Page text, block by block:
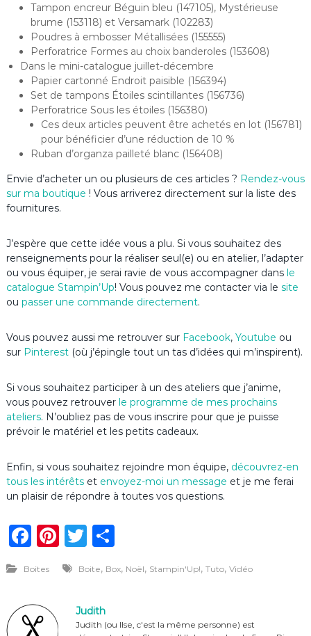
Tampon encreur Béguin bleu (147105), Mystérieuse
brume (153118) et Versamark (102283)
Poudres à embosser Métallisées (155555)
Perforatrice Formes au choix banderoles (153608)
Dans le mini-catalogue juillet-décembre
Papier cartonné Endroit paisible (156394)
Set de tampons Étoiles scintillantes (156736)
Perforatrice Sous les étoiles (156380)
Ces deux articles peuvent être achetés en lot (156781)
pour bénéficier d’une réduction de 10 %
Ruban d’organza pailleté blanc (156408)
Envie d’acheter un ou plusieurs de ces articles ? Rendez-vous
sur ma boutique ! Vous arriverez directement sur la liste des
fournitures.
J’espère que cette idée vous a plu. Si vous souhaitez des
renseignements pour la réaliser seul(e) ou en atelier, l’adapter
ou vous équiper, je serai ravie de vous accompagner dans le
catalogue Stampin’Up! Vous pouvez me contacter via le site
ou passer une commande directement.
Vous pouvez aussi me retrouver sur Facebook, Youtube ou
sur Pinterest (où j’épingle tout un tas d’idées qui m’inspirent).
Si vous souhaitez participer à un des ateliers que j’anime,
vous pouvez retrouverle programme de mes prochains
ateliers. N’oubliez pas de vous inscrire pour que je puisse
prévoir le matériel et les petits cadeaux.
Enfin, si vous souhaitez rejoindre mon équipe, découvrez-en
tous les intérêtset envoyez-moi un message et je me ferai
un plaisir de répondre à toutes vos questions.
F
c
e
b
Pi
n
te
re
st
T
it
te
r
P
ta
er
Boites Boite, Box, Noël, Stampin'Up!, Tuto, Vidéo
Judith
Judith (ou Ilse, c'est la même personne) est